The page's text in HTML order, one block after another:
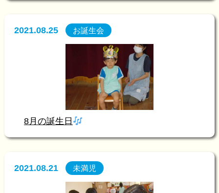
2021.08.25 お誕生会
8月の誕生日
2021.08.21 未満児